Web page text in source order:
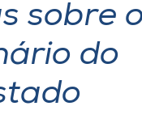
Estudante
sobre o
do